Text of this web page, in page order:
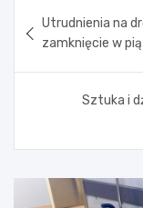
wpisu
Utrudnienia na
zamknięcie w
Sztuka i